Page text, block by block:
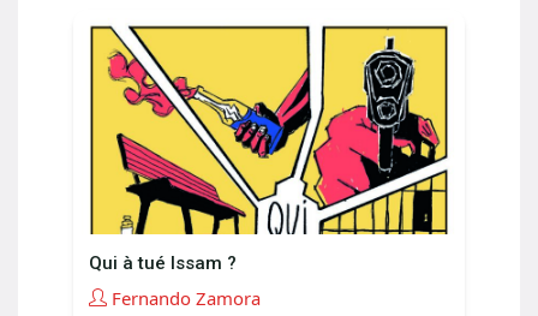
Qui à tué Issam ?
Fernando Zamora